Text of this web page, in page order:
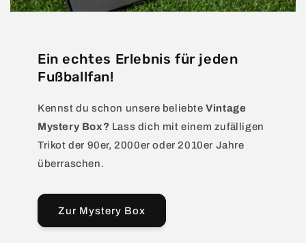
Ein echtes Erlebnis für jeden
Fußballfan!
Kennst du schon unsere beliebteVintage
Mystery Box? Lass dich mit einem zufälligen
Trikot der 90er, 2000er oder 2010er Jahre
überraschen.
Zur Mystery Box